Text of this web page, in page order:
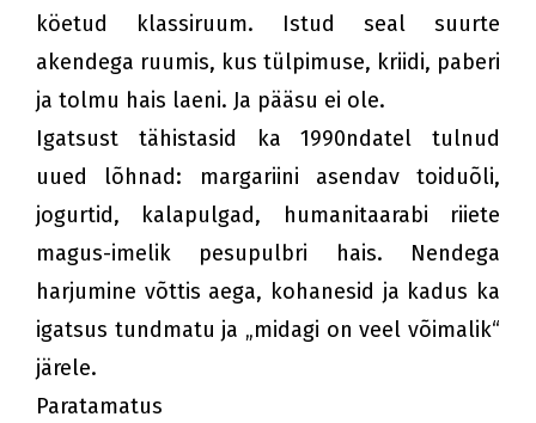
köetud klassiruum. Istud seal suurte
akendega ruumis, kus tülpimuse, kriidi, paberi
ja tolmu hais laeni. Ja pääsu ei ole.
Igatsust tähistasid ka 1990ndatel tulnud
uued lõhnad: margariini asendav toiduõli,
jogurtid, kalapulgad, humanitaarabi riiete
magus-imelik pesupulbri hais. Nendega
harjumine võttis aega, kohanesid ja kadus ka
igatsus tundmatu ja „midagi on veel võimalik“
järele.
Paratamatus